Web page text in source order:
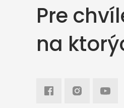
Pre
na